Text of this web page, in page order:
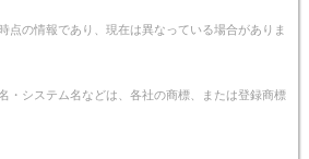
点の情報であり、現在は異なっている場合がありま
・システム名などは、各社の商標、または登録商標